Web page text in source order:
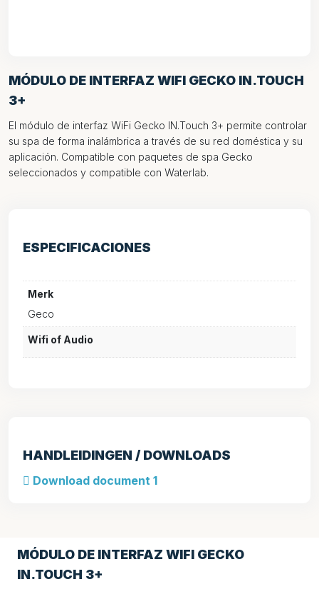
MÓDULO DE INTERFAZ WIFI GECKO IN.TOUCH
3+
El módulo de interfaz WiFi Gecko IN.Touch 3+ permite controlar
su spa de forma inalámbrica a través de su red doméstica y su
aplicación. Compatible con paquetes de spa Gecko
seleccionados y compatible con Waterlab.
ESPECIFICACIONES
Merk
Geco
Wifi of Audio
HANDLEIDINGEN / DOWNLOADS
Download document 1
MÓDULO DE INTERFAZ WIFI GECKO
IN.TOUCH 3+